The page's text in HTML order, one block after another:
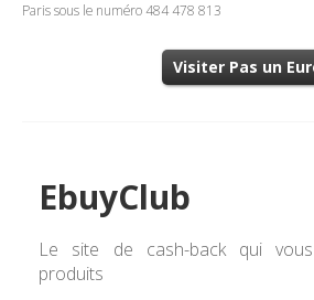
Paris sous le numéro 484 478 813
Visiter Pas un
EbuyClub
Le site de cash-back qui
produits